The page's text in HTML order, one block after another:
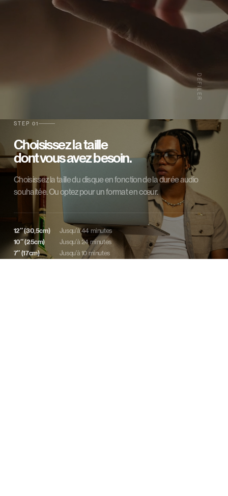
DÉFILER
STEP 01
Choisissez la taille
dont vous avez besoin.
Choisissez la taille du disque en fonction de la durée audio
souhaitée. Ou optez pour un format en cœur.
12″ (30,5cm)
Jusqu'à 44 minutes
10″ (25cm)
Jusqu'à 24 minutes
7″ (17cm)
Jusqu'à 10 minutes